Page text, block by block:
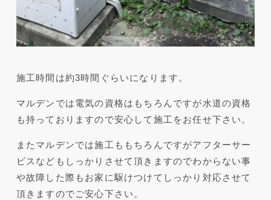
施工時間は約3時間ぐらいになります。
マルデンでは電気の資格はもちろんですが水道の資格
も持っておりますので安心して施工をお任せ下さい。
またマルデンでは施工ももちろんですがアフターサー
ビスなどもしっかりさせて頂きますのでわからない事
や故障した際もお家に駆けつけてしっかり対応させて
頂きますのでご安心下さい。